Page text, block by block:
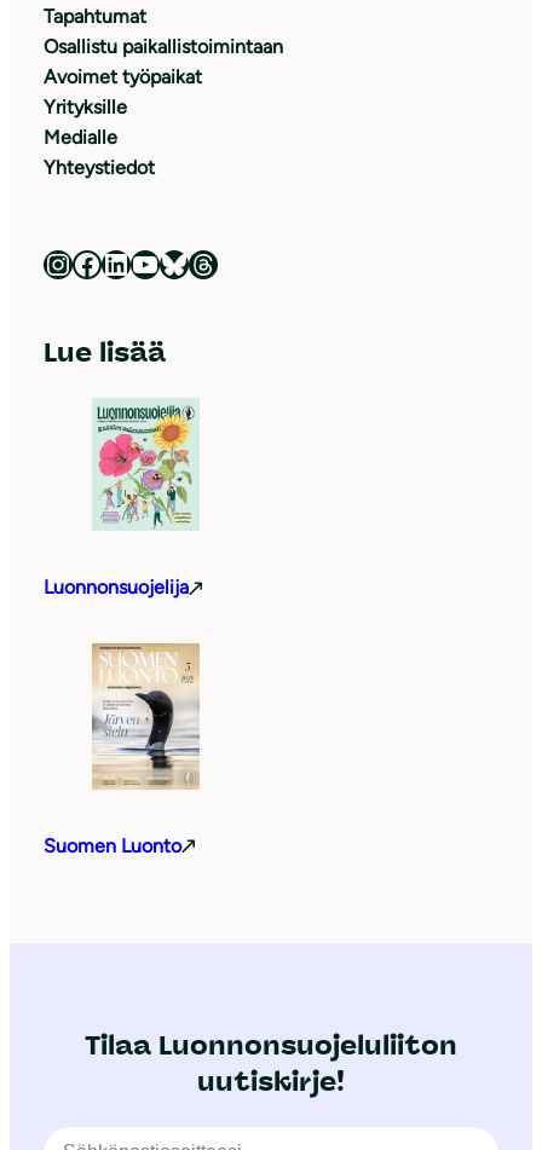
Tapahtumat
Osallistu paikallistoimintaan
Avoimet työpaikat
Yrityksille
Medialle
Yhteystiedot
Luonnonsuojeluliitto Instagramissa Luonnonsuojeluliitto Facebookissa Luonnonsuojeluliitto LinkedInissä Luonnonsuojeluliiton YouTube-kanava Luonnonsuojeluliitto Blueskyssa Luonnonsuojeluliitto Threadsissa
Lue lisää
Luonnonsuojelija
Suomen Luonto
Tilaa Luonnonsuojeluliiton
uutiskirje!